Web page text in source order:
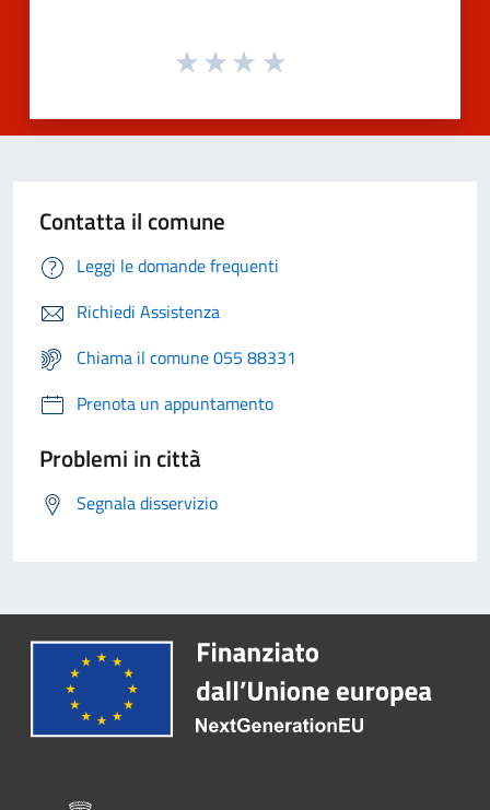
Contatta il comune
Leggi le domande frequenti
Richiedi Assistenza
Chiama il comune 055 88331
Prenota un appuntamento
Problemi in città
Segnala disservizio